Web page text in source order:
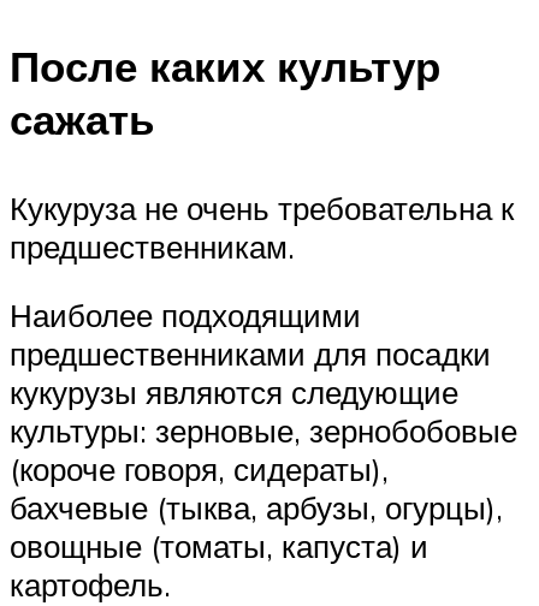
После каких культур
сажать
Кукуруза не очень требовательна к
предшественникам.
Наиболее подходящими
предшественниками для посадки
кукурузы являются следующие
культуры: зерновые, зернобобовые
(короче говоря, сидераты),
бахчевые (тыква, арбузы, огурцы),
овощные (томаты, капуста) и
картофель.